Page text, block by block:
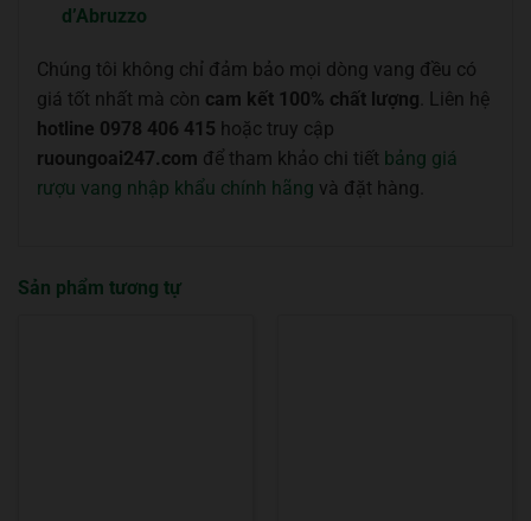
d’Abruzzo
Chúng tôi không chỉ đảm bảo mọi dòng vang đều có
giá tốt nhất mà còn cam kết 100% chất lượng . Liên hệ
hotline 0978 406 415 hoặc truy cập
ruoungoai247.com để tham khảo chi tiết bảng giá
rượu vang nhập khẩu chính hãng và đặt hàng.
Sản phẩm tương tự